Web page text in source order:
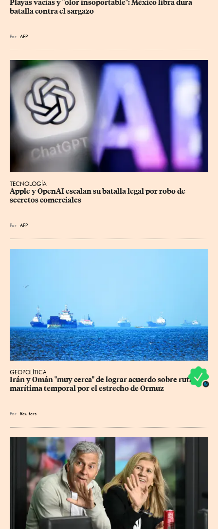
Playas vacías y "olor insoportable": México libra dura
batalla contra el sargazo
Por AFP
TECNOLOGÍA
Apple y OpenAI escalan su batalla legal por robo de
secretos comerciales
Por AFP
GEOPOLÍTICA
Irán y Omán "muy cerca" de lograr acuerdo sobre ruta
marítima temporal por el estrecho de Ormuz
Por Reu ters